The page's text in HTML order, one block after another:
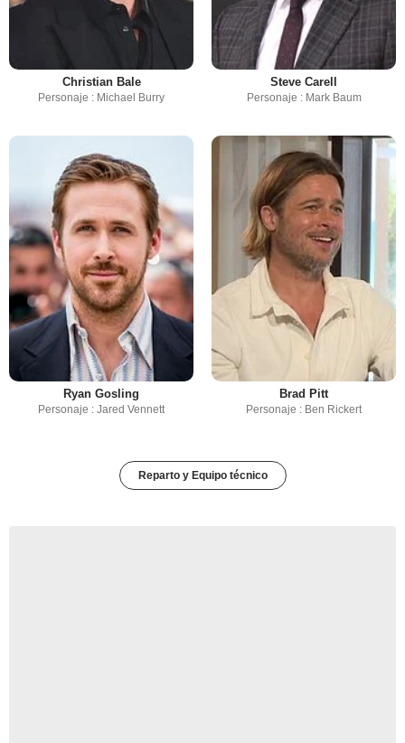
Christian Bale
Personaje : Michael Burry
Steve Carell
Personaje : Mark Baum
Ryan Gosling
Personaje : Jared Vennett
Brad Pitt
Personaje : Ben Rickert
Reparto y Equipo técnico